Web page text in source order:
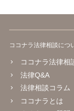
ココナラ法律相談につ
ココナラ法律相
法律Q&A
法律相談コラム
ココナラとは